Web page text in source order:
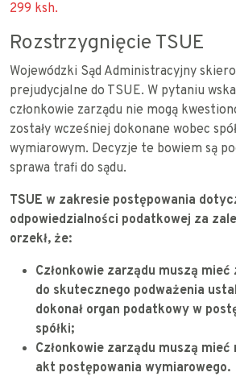
299 ksh.
Rozstrzygnięcie TSUE
Wojewódzki Sąd Administracyjny
prejudycjalne do TSUE. W pytaniu
członkowie zarządu nie mogą
zostały wcześniej dokonane wobec
wymiarowym. Decyzje te bowiem są
sprawa trafi do sądu.
TSUE w zakresie postępowania
odpowiedzialności podatkowej za
orzekł, że:
Członkowie zarządu muszą mieć
do skutecznego podważenia
dokonał organ podatkowy w
spółki;
Członkowie zarządu muszą
akt postępowania wymiarowego.